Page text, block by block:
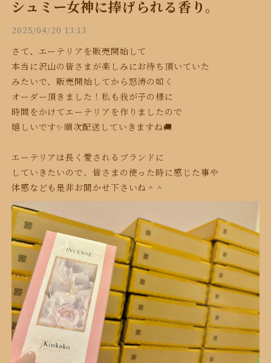
シュミー女神に捧げられる香り。
2025/04/20 13:13
さて、エーテリアを販売開始して
本当に沢山の皆さまが楽しみにお待ち頂いていた
みたいで、 販売開始してから怒涛の如く
オーダー頂きました！私も我が子の様に
時間をかけてエーテリアを作りましたので
嬉しいです✨順次配送していきますね🚚
エーテリアは長く愛されるブランドに
していきたいので、 皆さまの使った時に感じた事や
体感なども是非お聞かせ下さいね＾＾